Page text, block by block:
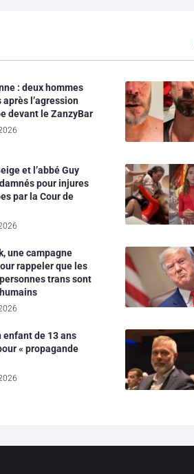
: deux hommes
l’agression
devant le ZanzyBar
et l’abbé Guy
pour injures
par la Cour de
une campagne
rappeler que les
trans sont
enfant de 13 ans
« propagande